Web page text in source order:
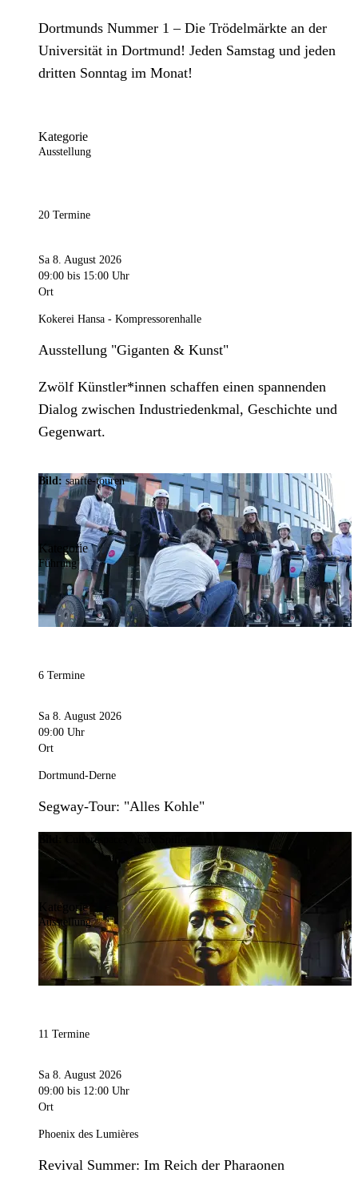
Dortmunds Nummer 1 – Die Trödelmärkte an der
Universität in Dortmund! Jeden Samstag und jeden
dritten Sonntag im Monat!
Kategorie
Ausstellung
20 Termine
Sa 8. August 2026
09:00 bis 15:00 Uhr
Ort
Kokerei Hansa - Kompressorenhalle
Ausstellung "Giganten & Kunst"
Zwölf Künstler*innen schaffen einen spannenden
Dialog zwischen Industriedenkmal, Geschichte und
Gegenwart.
Bild: sanfte-touren
Kategorie
Führung
6 Termine
Sa 8. August 2026
09:00 Uhr
Ort
Dortmund-Derne
Segway-Tour: "Alles Kohle"
Culturespaces / Eric Spiller
Kategorie
Ausstellung
11 Termine
Sa 8. August 2026
09:00 bis 12:00 Uhr
Ort
Phoenix des Lumières
Revival Summer: Im Reich der Pharaonen